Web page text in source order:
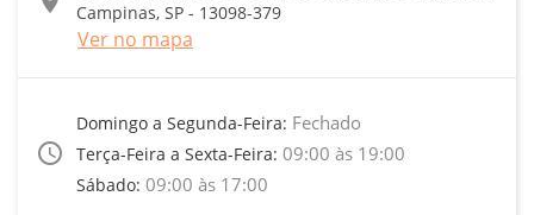
Campinas, SP - 13098-379
Ver no mapa
access_time
Domingo a Segunda-Feira: Fechado
Terça-Feira a Sexta-Feira: 09:00 às 19:00
Sábado: 09:00 às 17:00